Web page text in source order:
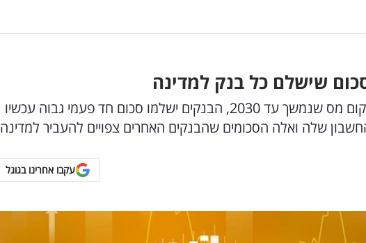
שישלם כל בנק למדינה
הכנסת אישרה סופית את המתווה החדש: במקום מס שנמשך עד 2030, הבנקים ישלמו סכום חד פעמי גבוה עכשיו
שלה ואלה הסכומים שהבנקים האחרים צפויים להעביר למדינה
עקבו אחרינו בגוגל